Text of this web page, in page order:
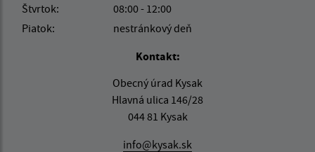
Štvrtok:
08:00 - 12:00
Piatok:
nestránkový deň
Kontakt:
Obecný úrad Kysak
Hlavná ulica 146/28
044 81 Kysak
info@kysak.sk